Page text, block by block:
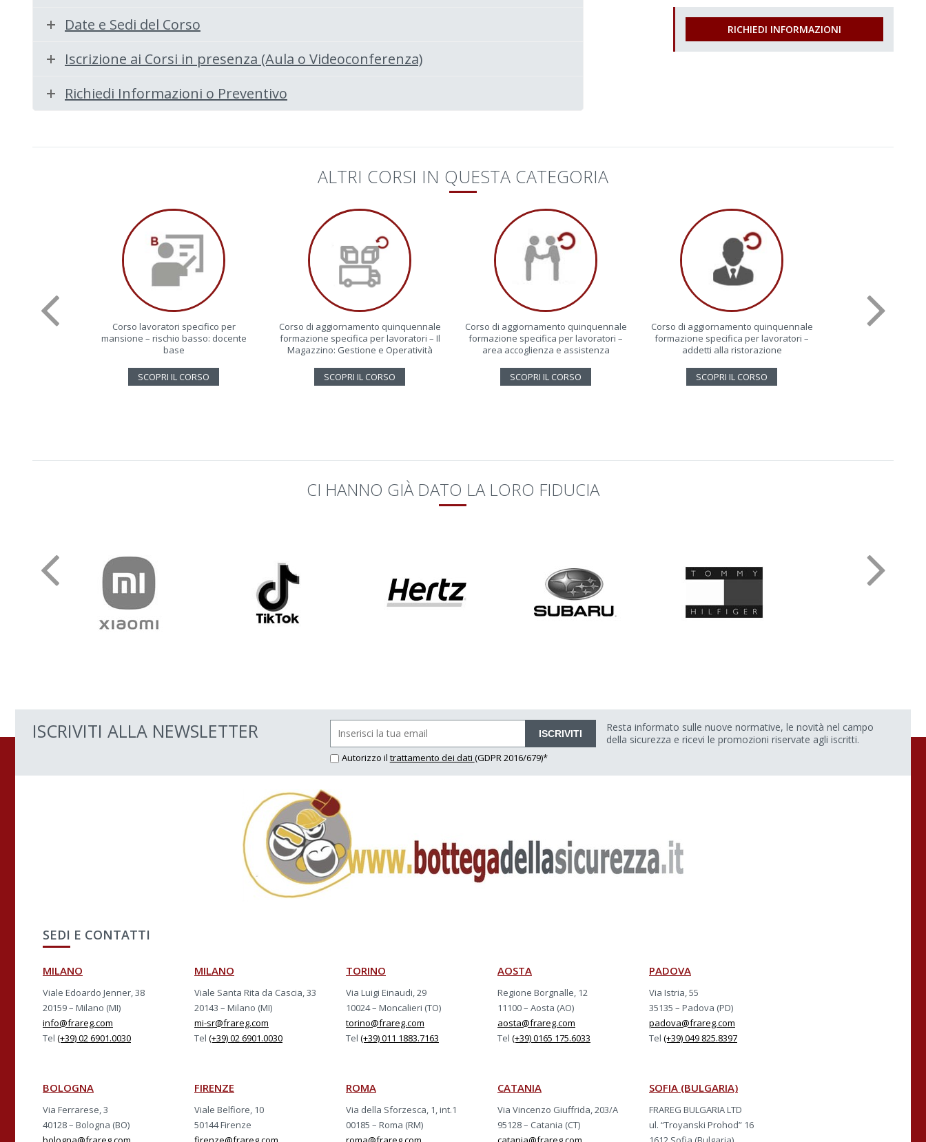
Date e Sedi del Corso
Iscrizione ai Corsi in presenza (Aula o Videoconferenza)
Richiedi Informazioni o Preventivo
RICHIEDI INFORMAZIONI
ALTRI CORSI IN QUESTA CATEGORIA
Corso lavoratori specifico per
mansione – rischio basso: docente
base
SCOPRI IL CORSO
Corso di aggiornamento quinquennale
formazione specifica per lavoratori – Il
Magazzino: Gestione e Operatività
SCOPRI IL CORSO
Corso di aggiornamento quinquennale
formazione specifica per lavoratori –
area accoglienza e assistenza
SCOPRI IL CORSO
Corso di aggiornamento quinquennale
formazione specifica per lavoratori –
addetti alla ristorazione
SCOPRI IL CORSO
Corso
CI HANNO GIÀ DATO LA LORO FIDUCIA
ISCRIVITI ALLA NEWSLETTER ISCRIVITI
Autorizzo il trattamento dei dati (GDPR 2016/679)*
Resta informato sulle nuove normative, le novità nel campo
della sicurezza e ricevi le promozioni riservate agli iscritti.
SEDI E CONTATTI
MILANO
Viale Edoardo Jenner, 38
20159 – Milano (MI)
info@frareg.com
Tel (+39) 02 6901.0030
MILANO
Viale Santa Rita da Cascia, 33
20143 – Milano (MI)
mi-sr@frareg.com
Tel (+39) 02 6901.0030
TORINO
Via Luigi Einaudi, 29
10024 – Moncalieri (TO)
torino@frareg.com
Tel (+39) 011 1883.7163
AOSTA
Regione Borgnalle, 12
11100 – Aosta (AO)
aosta@frareg.com
Tel (+39) 0165 175.6033
PADOVA
Via Istria, 55
35135 – Padova (PD)
padova@frareg.com
Tel (+39) 049 825.8397
BOLOGNA
Via Ferrarese, 3
40128 – Bologna (BO)
FIRENZE
Viale Belfiore, 10
50144 Firenze
ROMA
Via della Sforzesca, 1, int.1
00185 – Roma (RM)
CATANIA
Via Vincenzo Giuffrida, 203/A
95128 – Catania (CT)
SOFIA (BULGARIA)
FRAREG BULGARIA LTD
ul. “Troyanski Prohod” 16